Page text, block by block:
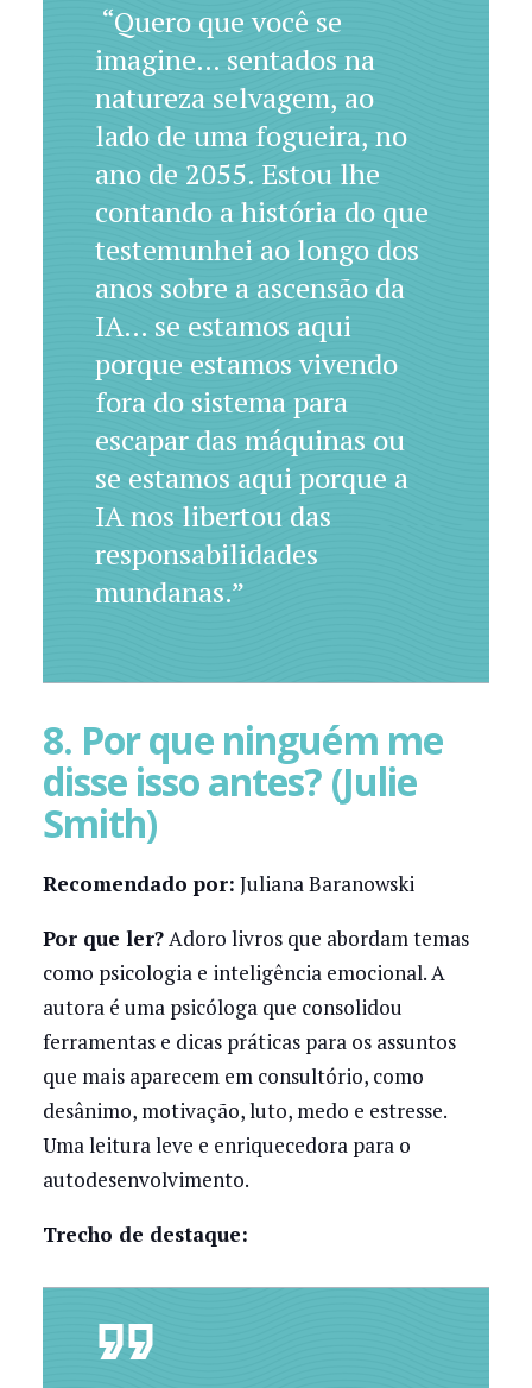
“Quero que você se
imagine… sentados na
natureza selvagem, ao
lado de uma fogueira, no
ano de 2055. Estou lhe
contando a história do que
testemunhei ao longo dos
anos sobre a ascensão da
IA… se estamos aqui
porque estamos vivendo
fora do sistema para
escapar das máquinas ou
se estamos aqui porque a
IA nos libertou das
responsabilidades
mundanas.”
8. Por que ninguém me
disse isso antes? (Julie
Smith)
Recomendado por: Juliana Baranowski
Por que ler?Adoro livros que abordam temas
como psicologia e inteligência emocional. A
autora é uma psicóloga que consolidou
ferramentas e dicas práticas para os assuntos
que mais aparecem em consultório, como
desânimo, motivação, luto, medo e estresse.
Uma leitura leve e enriquecedora para o
autodesenvolvimento.
Trecho de destaque: